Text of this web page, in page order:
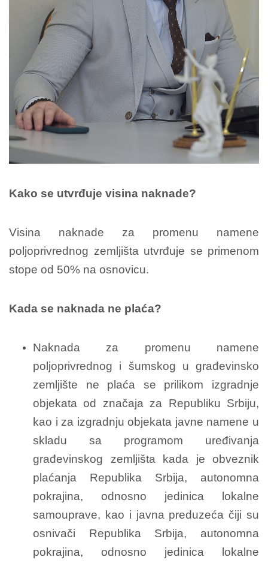
Kako se utvrđuje visina naknade?
Visina naknade za promenu namene
poljoprivrednog zemljišta utvrđuje se primenom
stope od 50% na osnovicu.
Kada se naknada ne plaća?
Naknada za promenu namene
poljoprivrednog i šumskog u građevinsko
zemljište ne plaća se prilikom izgradnje
objekata od značaja za Republiku Srbiju,
kao i za izgradnju objekata javne namene u
skladu sa programom uređivanja
građevinskog zemljišta kada je obveznik
plaćanja Republika Srbija, autonomna
pokrajina, odnosno jedinica lokalne
samouprave, kao i javna preduzeća čiji su
osnivači Republika Srbija, autonomna
pokrajina, odnosno jedinica lokalne